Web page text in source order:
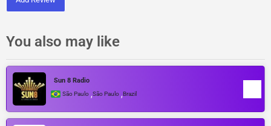
You also may like
Sun 8 Radio
São Paulo ,São Paulo ,Brazil